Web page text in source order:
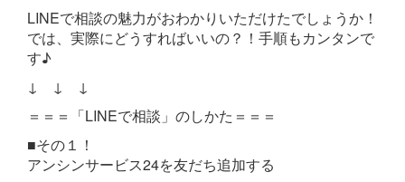
LINEで相談の魅力がおわかりいただけたでしょうか！
では、実際にどうすればいいの？！手順もカンタンで
す♪
↓ ↓ ↓
＝＝＝「LINEで相談」のしかた＝＝＝
■その１！
アンシンサービス24を友だち追加する